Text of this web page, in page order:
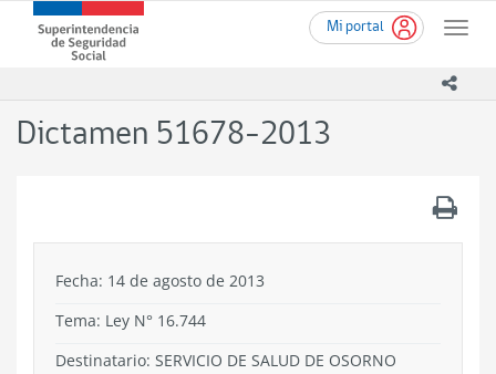
contenido
Mi portal
Toggle
Superintendencia
de
-
Dictamen 51678-2013
Fecha: 14 de agosto de 2013
Tema: Ley N° 16.744
Destinatario: SERVICIO DE SALUD DE OSORNO